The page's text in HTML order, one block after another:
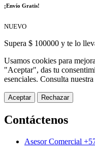
¡Envío Gratis!
NUEVO
Supera $ 100000 y te lo
Usamos cookies para
"Aceptar", das tu
esenciales. Consulta nuestra
Aceptar Rechazar
Contáctenos
Asesor Comercial